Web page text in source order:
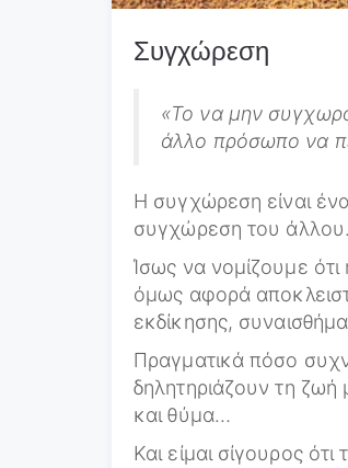
Συγχώρεση
«Το να μην
άλλο πρόσωπο να
Η συγχώρεση είναι
συγχώρεση του άλλου.
Ίσως να νομίζουμε
όμως αφορά
εκδίκησης,
Πραγματικά πόσο
δηλητηριάζουν τη ζωή
και θύμα…
Και είμαι σίγουρος